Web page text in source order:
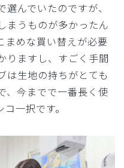
んでいたのですが、
まうものが多かったん
まめな買い替えが必要
りますし、すごく手間
は生地の持ちがとても
、今までで一番長く使
一択です。